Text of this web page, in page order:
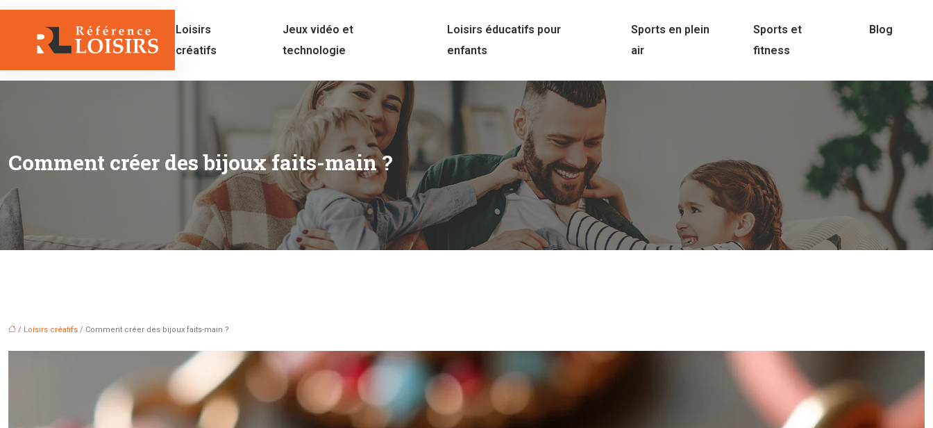
Loisirs
créatifs
Jeux vidéo et
technologie
Loisirs éducatifs pour
enfants
Sports en plein
air
Sports et
fitness
Blog
Comment créer des bijoux faits-main ?
/ Loisirs créatifs / Comment créer des bijoux faits-main ?